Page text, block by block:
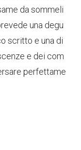
da sommeli
una degu
scritto e una di
e dei com
perfettame